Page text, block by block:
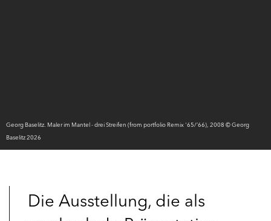
Georg Baselitz. Maler im Mantel - drei Streifen (from portfolio Remix '65/’66), 2008 © Georg
Baselitz 2026
Die Ausstellung, die als